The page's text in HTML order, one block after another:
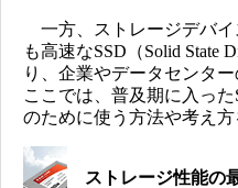
一方、ストレージデバイ
も高速なSSD（Solid State
り、企業やデータセンタ
ここでは、普及期に入っ
のために使う方法や考え方
ストレージ性能の